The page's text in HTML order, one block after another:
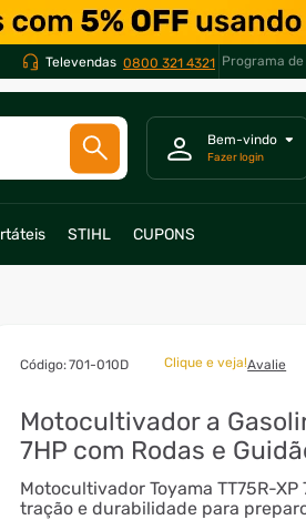
Televendas 0800 321 4321 Programa
STIHL CUPONS
:701-010D Clique e veja!Avalie
Motocultivador a
7HP com Rodas e
Motocultivador Toyama TT75R-
tração e durabilidade para